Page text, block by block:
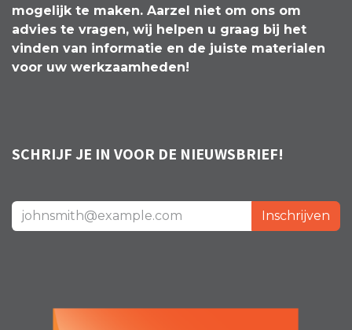
mogelijk te maken. Aarzel niet om ons om
advies te vragen, wij helpen u graag bij het
vinden van informatie en de juiste materialen
voor uw werkzaamheden!
SCHRIJF JE IN VOOR DE NIEUWSBRIEF!
Inschrijven